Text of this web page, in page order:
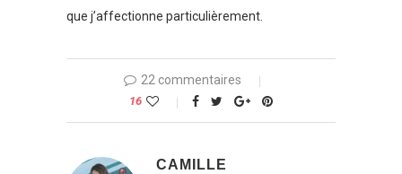
que j’affectionne particulièrement.
22 commentaires
16
CAMILLE